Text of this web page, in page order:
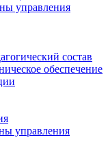
управления
состав
обеспечение
управления